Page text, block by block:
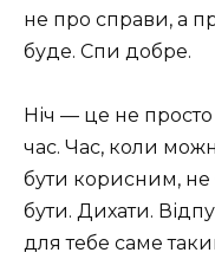
не про справи, а
буде. Спи добре.
Ніч — це не
час. Час, коли
бути корисним,
бути. Дихати.
для тебе саме